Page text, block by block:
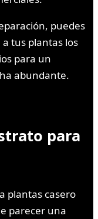
puedes
tus plantas los
para un
abundante.
para
plantas casero
parecer una